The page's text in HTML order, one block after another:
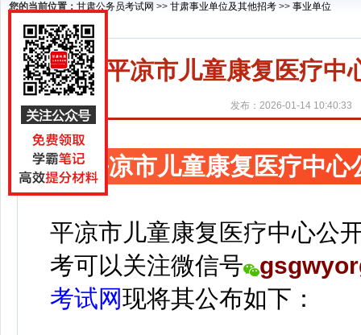
您的当前位置： 甘肃公务员考试网 >> 甘肃事业单位及其他招考 >> 事业单位
平凉市儿童康复医疗中
发布：2026-01-14 10:40:33
平凉市儿童康复医疗中
平凉市儿童康复医疗中心公
考可以关注微信号
考试网现将其公布如下：